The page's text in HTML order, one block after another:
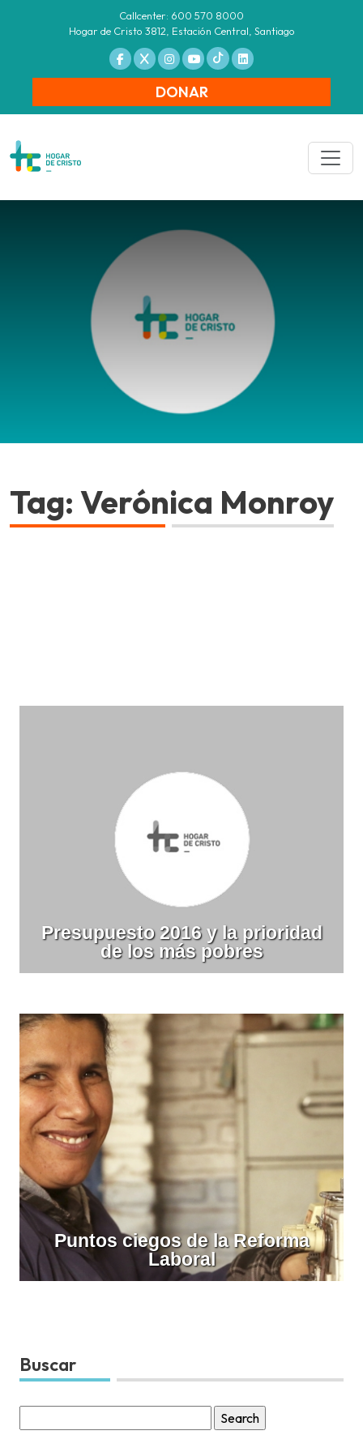
Callcenter: 600 570 8000
Hogar de Cristo 3812, Estación Central, Santiago
DONAR
Tag: Verónica Monroy
Presupuesto 2016 y la prioridad
de los más pobres
Puntos ciegos de la Reforma
Laboral
Buscar
for: